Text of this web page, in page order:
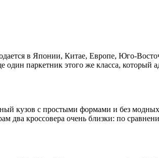
в Японии, Китае, Европе, Юго-
паркетник этого же класса,
кузов с простыми формами и без
два кроссовера очень близки: по